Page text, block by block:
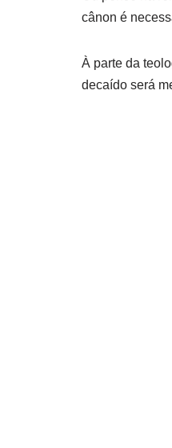
cânon é
À parte da
decaído será